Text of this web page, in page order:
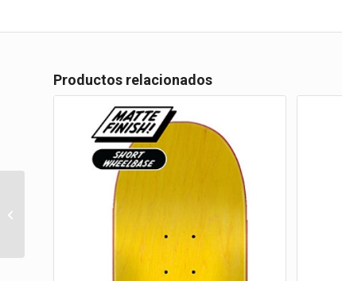
Productos relacionados
DBX ANTIHERO EAGLE